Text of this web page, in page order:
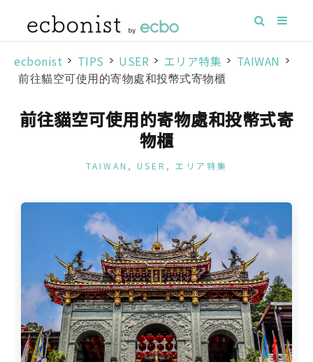
ecbonist > TIPS > USER > エリア特集 > TAIWAN >
前往貓空可使用的寄物處和投幣式寄物櫃
前往貓空可使用的寄物處和投幣式寄
物櫃
TAIWAN , USER , エリア特集